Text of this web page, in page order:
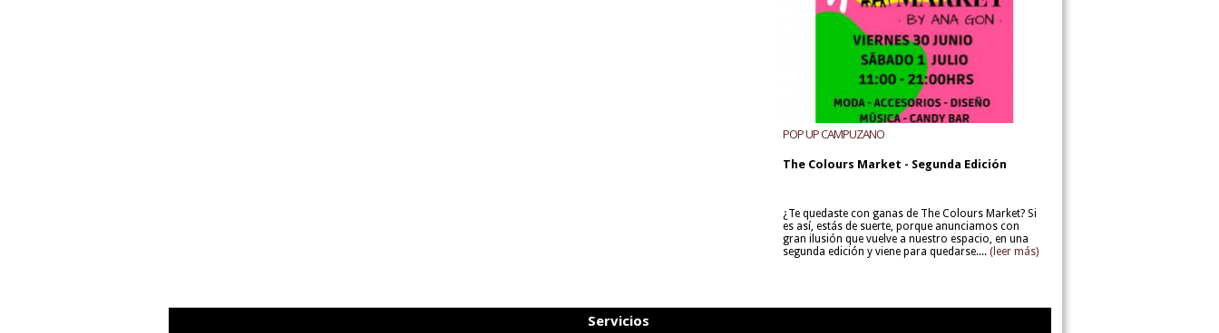
POP UP CAMPUZANO
The Colours Market - Segunda Edición
¿Te quedaste con ganas de The Colours Market? Si
es así, estás de suerte, porque anunciamos con
gran ilusión que vuelve a nuestro espacio, en una
segunda edición y viene para quedarse.... (leer más)
Servicios